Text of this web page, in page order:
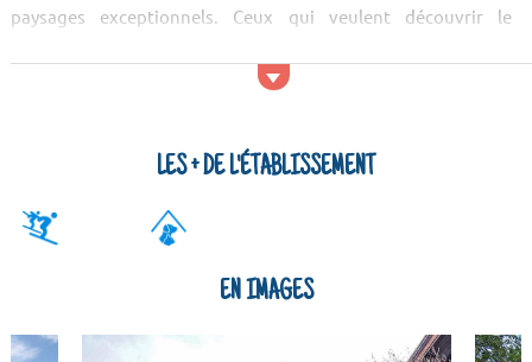
paysages exceptionnels. Ceux qui veulent découvrir le
Chamonix-Mont-Blanc. Après avoir vu les lieux culturels,
LES + DE L'ÉTABLISSEMENT
EN IMAGES